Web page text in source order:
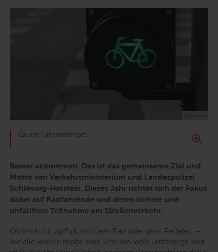
© unsplash
Grüne Fahrradampel
Besser ankommen. Das ist das gemeinsame Ziel und
Motto von Verkehrsministerium und Landespolizei
Schleswig-Holstein. Dieses Jahr richtet sich der Fokus
dabei auf Radfahrende und deren sichere und
unfallfreie Teilnahme am Straßenverkehr.
Ob im Auto, zu Fuß, mit dem Rad oder dem Pedelec –
wir alle wollen mobil sein. Und wo viele unterwegs sind,